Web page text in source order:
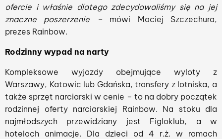
ofercie i właśnie dlatego zdecydowaliśmy się na jej
znaczne poszerzenie – mówi Maciej Szczechura,
prezes Rainbow.
Rodzinny wypad na narty
Kompleksowe wyjazdy obejmujące wyloty z
Warszawy, Katowic lub Gdańska, transfery z lotniska, a
także sprzęt narciarski w cenie – to na dobry początek
rodzinnej oferty narciarskiej Rainbow. Na stoku dla
najmłodszych przewidziany jest Figloklub, a w
hotelach animacje. Dla dzieci od 4 r.ż. w ramach